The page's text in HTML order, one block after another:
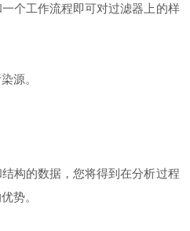
个工作流程即可对过滤器上的样
源。
的数据，您将得到在分析过程
势。